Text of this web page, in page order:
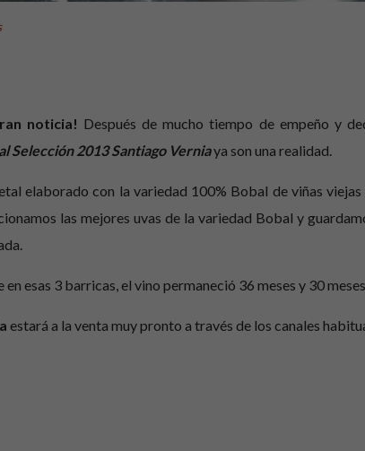
noticia! Después de mucho tiempo de empeño y
Selección 2013 Santiago Verniaya son una realidad.
elaborado con la variedad 100% Bobal de viñas viejas
las mejores uvas de la variedad Bobal y
en esas 3 barricas, el vino permaneció 36 meses y 30
estará a la venta muy pronto a través de los canales